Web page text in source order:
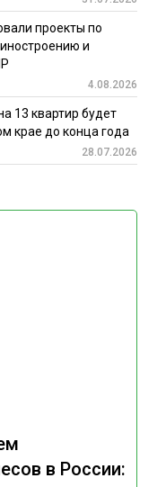
в России:
проекты по
и
4.08.2026
13 квартир будет
крае до конца года
28.07.2026